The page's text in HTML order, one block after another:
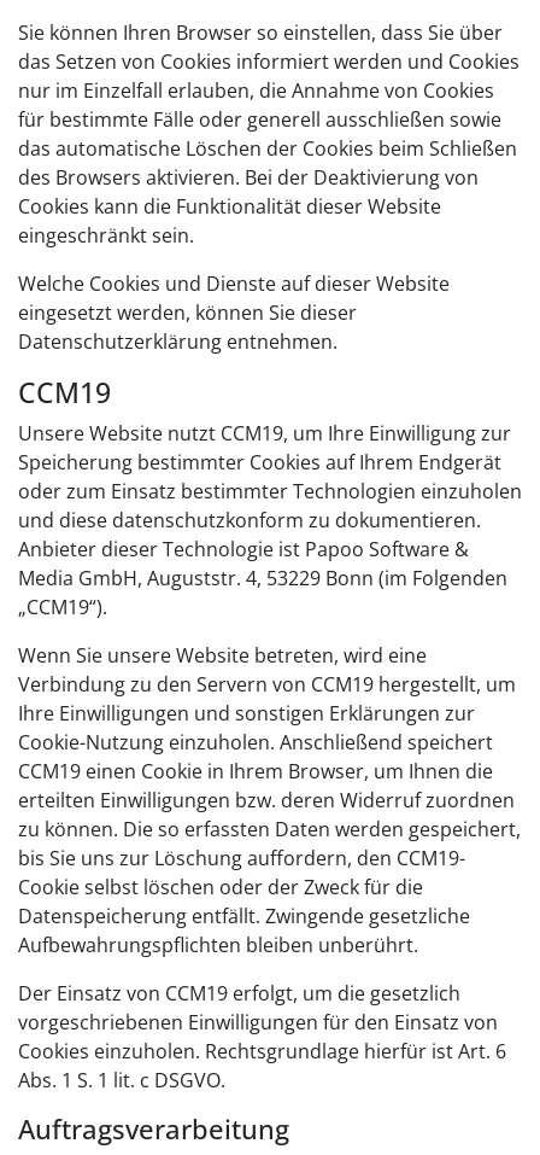
Sie können Ihren Browser so einstellen, dass Sie über
das Setzen von Cookies informiert werden und Cookies
nur im Einzelfall erlauben, die Annahme von Cookies
für bestimmte Fälle oder generell ausschließen sowie
das automatische Löschen der Cookies beim Schließen
des Browsers aktivieren. Bei der Deaktivierung von
Cookies kann die Funktionalität dieser Website
eingeschränkt sein.
Welche Cookies und Dienste auf dieser Website
eingesetzt werden, können Sie dieser
Datenschutzerklärung entnehmen.
CCM19
Unsere Website nutzt CCM19, um Ihre Einwilligung zur
Speicherung bestimmter Cookies auf Ihrem Endgerät
oder zum Einsatz bestimmter Technologien einzuholen
und diese datenschutzkonform zu dokumentieren.
Anbieter dieser Technologie ist Papoo Software &
Media GmbH, Auguststr. 4, 53229 Bonn (im Folgenden
„CCM19“).
Wenn Sie unsere Website betreten, wird eine
Verbindung zu den Servern von CCM19 hergestellt, um
Ihre Einwilligungen und sonstigen Erklärungen zur
Cookie-Nutzung einzuholen. Anschließend speichert
CCM19 einen Cookie in Ihrem Browser, um Ihnen die
erteilten Einwilligungen bzw. deren Widerruf zuordnen
zu können. Die so erfassten Daten werden gespeichert,
bis Sie uns zur Löschung auffordern, den CCM19-
Cookie selbst löschen oder der Zweck für die
Datenspeicherung entfällt. Zwingende gesetzliche
Aufbewahrungspflichten bleiben unberührt.
Der Einsatz von CCM19 erfolgt, um die gesetzlich
vorgeschriebenen Einwilligungen für den Einsatz von
Cookies einzuholen. Rechtsgrundlage hierfür ist Art. 6
Abs. 1 S. 1 lit. c DSGVO.
Auftragsverarbeitung